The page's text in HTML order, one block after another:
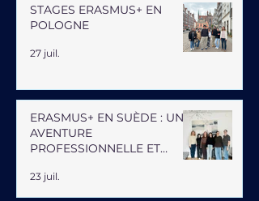
STAGES ERASMUS+ EN
POLOGNE
27 juil.
ERASMUS+ EN SUÈDE : UNE
AVENTURE
PROFESSIONNELLE ET
23 juil.